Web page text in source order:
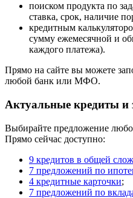
поиском продукта по
ставка, срок, наличие
кредитным
сумму ежемесячной и
каждого платежа).
Прямо на сайте вы можете
любой банк или МФО.
Актуальные кредиты
Выбирайте предложение
Прямо сейчас доступно:
9 кредитов в общей
7 предложений по
4 кредитные карточки;
7 предложений по